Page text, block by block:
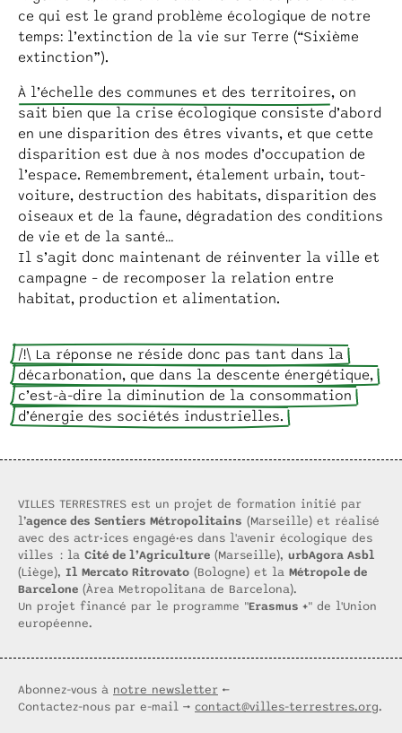
ce qui est le grand problème écologique de notre
temps : l’extinction de la vie sur Terre (“Sixième
extinction”).
À l’échelle des communes et des territoires, on
sait bien que la crise écologique consiste d’abord
en une disparition des êtres vivants, et que cette
disparition est due à nos modes d’occupation de
l’espace. Remembrement, étalement urbain, tout-
voiture, destruction des habitats, disparition des
oiseaux et de la faune, dégradation des conditions
de vie et de la santé…
Il s’agit donc maintenant de réinventer la ville et
campagne – de recomposer la relation entre
habitat, production et alimentation.
/!\ La réponse ne réside donc pas tant dans la
décarbonation, que dans la descente énergétique,
c’est-à-dire la diminution de la consommation
d’énergie des sociétés industrielles.
VILLES TERRESTRES est un projet de formation initié par
l’agence des Sentiers Métropolitains (Marseille) et réalisé
avec des actr·ices engagé·es dans l'avenir écologique des
villes : la Cité de l’Agriculture (Marseille), urbAgora Asbl
(Liège), Il Mercato Ritrovato (Bologne) et la Métropole de
Barcelone (Àrea Metropolitana de Barcelona).
Un projet financé par le programme "Erasmus +" de l'Union
européenne.
Abonnez-vous à notre newsletter ←
Contactez-nous par e-mail → contact@villes-terrestres.org.